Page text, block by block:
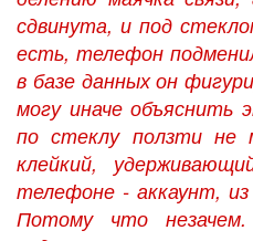
сдвинута, и под
есть, телефон
в базе данных он
могу иначе объяснить
по стеклу ползти
клейкий,
телефоне - аккаунт,
Потому что